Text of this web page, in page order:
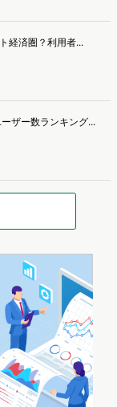
経済圏？利用者...
ザー数ランキング...